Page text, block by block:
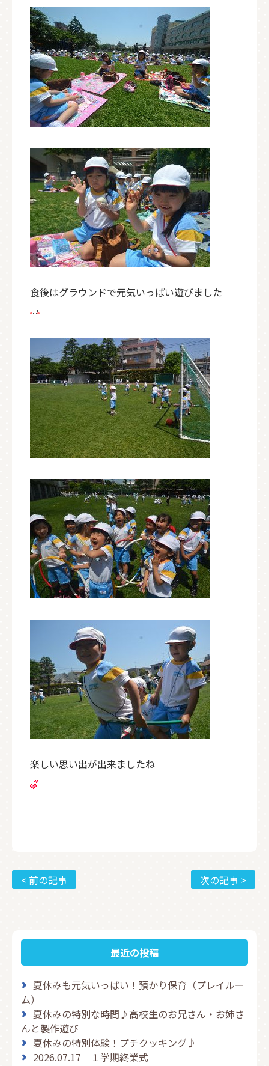
食後はグラウンドで元気いっぱい遊びました
楽しい思い出が出来ましたね
< 前の記事 次の記事 >
最近の投稿
夏休みも元気いっぱい！預かり保育（プレイルー
ム）
夏休みの特別な時間♪高校生のお兄さん・お姉さ
んと製作遊び
夏休みの特別体験！プチクッキング♪
2026.07.17 １学期終業式